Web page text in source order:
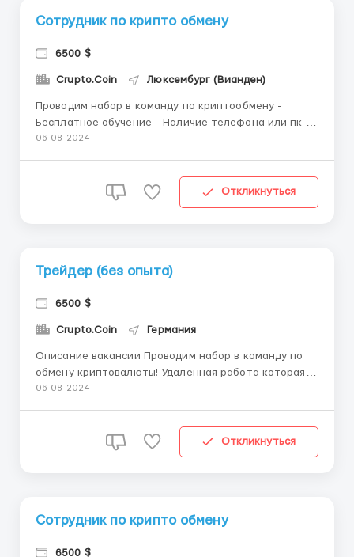
Сотрудник по крипто обмену
6500 $
Crupto.Coin Люксембург (Вианден)
Проводим набор в команду по криптообмену -
Бесплатное обучение - Наличие телефона или пк -
Свободны 2-4 часа в день -Возраст от 18 лет Новое
пользователей. Удаленка Для связи пишите в
06-08-2024
Откликнуться
Трейдер (без опыта)
6500 $
Crupto.Coin Германия
Описание вакансии Проводим набор в команду по
обмену криптовалюты! Удаленная работа которая
подходит для каждого кто хочет изучать новое!
Условия: -2-4 часа в день -заработная плата ...
06-08-2024
Откликнуться
Сотрудник по крипто обмену
6500 $